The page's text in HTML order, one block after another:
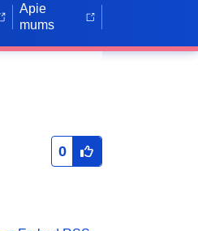
Apie
mums
0